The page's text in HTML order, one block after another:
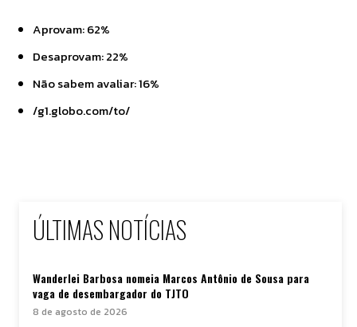
Aprovam: 62%
Desaprovam: 22%
Não sabem avaliar: 16%
/g1.globo.com/to/
ÚLTIMAS NOTÍCIAS
Wanderlei Barbosa nomeia Marcos Antônio de Sousa para
vaga de desembargador do TJTO
8 de agosto de 2026